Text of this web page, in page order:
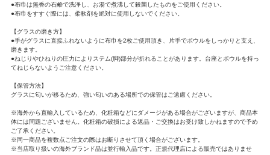
●布巾は無香の石鹸で洗浄し、お湯で煮沸して殺菌したものをご使用ください。
●布巾をすすぐ際には、柔軟剤を絶対に使用しないでください。
【グラスの磨き方】
●手がグラスに直接ふれないように布巾を2枚ご使用頂き、片手でボウルをしっかりと支え、
磨きます。
●ねじりやひねりの圧力によりステム(脚)部分が折れることがあります。台座とボウルを持っ
てねじらないようご注意ください。
【保管方法】
グラスに匂いが移るため、強い匂いのある場所での保管はご遠慮ください。
※海外から直輸入しているため、化粧箱などにダメージがある場合がございますが、商品本
体には問題ございません。化粧箱の破損による返品・ご交換はお受け致しかねますので予め
ご了承ください。
※同一商品を複数点ご注文の際はお断りさせて頂く場合がございます。
※当店取り扱いの海外ブランド品は並行輸入品です。正規代理店による販売ではありませ